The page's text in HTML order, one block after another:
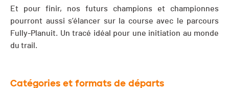
Et pour finir, nos futurs champions et championnes
pourront aussi s’élancer sur la course avec le parcours
Fully-Planuit. Un tracé idéal pour une initiation au monde
du trail.
Catégories et formats de départs